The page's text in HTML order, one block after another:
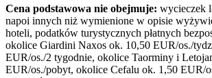
Cena podstawowa nie obejmuje: wycieczek
napoi innych niż wymienione w opisie
hoteli, podatków turystycznych płatnych
okolice Giardini Naxos ok. 10,50 EUR/os./
EUR/os./2 tygodnie, okolice Taorminy i
EUR/os./pobyt, okolice Cefalu ok. 1,50 EUR/